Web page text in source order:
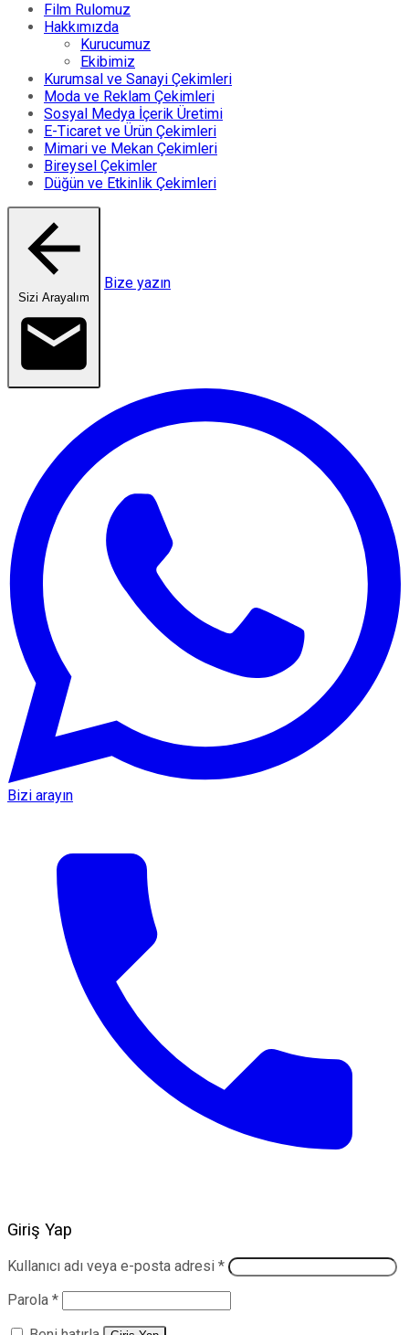
Film Rulomuz
Hakkımızda
Kurucumuz
Ekibimiz
Kurumsal ve Sanayi Çekimleri
Moda ve Reklam Çekimleri
Sosyal Medya İçerik Üretimi
E-Ticaret ve Ürün Çekimleri
Mimari ve Mekan Çekimleri
Bireysel Çekimler
Düğün ve Etkinlik Çekimleri
Sizi Arayalım
Bize yazın
Bizi arayın
Giriş Yap
Kullanıcı adı veya e-posta adresi *Gerekli
Parola *Gerekli